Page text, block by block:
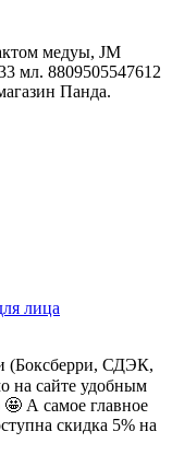
лица
(Боксберри, СДЭК,
на сайте удобным
А самое главное
скидка 5% на